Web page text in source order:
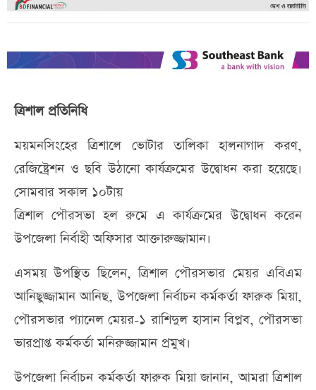
ত্রিশাল প্রতিনিধি
ময়মনসিংহের ত্রিশালে ভোটার তালিকা হালনাগাদ করণ,
রেজিষ্ট্রেশন ও ছবি উঠানো কার্যক্রমের উদ্বোধন করা হয়েছে।
সোমবার সকাল ১০টায়
ত্রিশাল পৌরসভা হল রুমে এ কার্যক্রমের উদ্বোধন করেন
উপজেলা নির্বাহী অফিসার আক্তারুজ্জামান।
এসময় উপস্থিত ছিলেন, ত্রিশাল পৌরসভার মেয়র এবিএম
আনিছুজ্জামান আনিছ, উপজেলা নির্বাচন কর্মকর্তা ফারুক মিয়া,
পৌরসভার প্যানেল মেয়র-১ রাশিদুল হাসান বিপ্লব, পৌরসভা
ভারপ্রাপ্ত কর্মকর্তা মনিরুজ্জামান প্রমুখ।
উপজেলা নির্বাচন কর্মকর্তা ফারুক মিয়া জানান, আমরা ত্রিশাল